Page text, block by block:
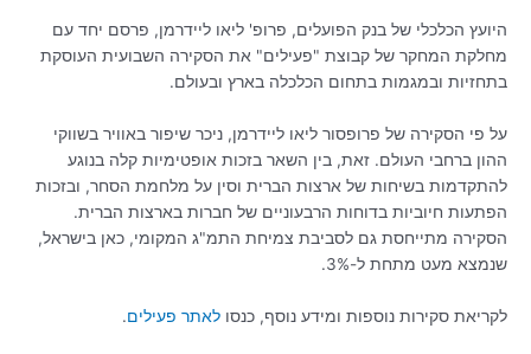
היועץ הכלכלי של בנק הפועלים, פרופ' ליאו ליידרמן, פרסם יחד עם
מחלקת המחקר של קבוצת "פעילים" את הסקירה השבועית העוסקת
בתחזיות ובמגמות בתחום הכלכלה בארץ ובעולם.
על פי הסקירה של פרופסור ליאו ליידרמן, ניכר שיפור באוויר בשווקי
ההון ברחבי העולם. זאת, בין השאר בזכות אופטימיות קלה בנוגע
להתקדמות בשיחות של ארצות הברית וסין על מלחמת הסחר, ובזכות
הפתעות חיוביות בדוחות הרבעוניים של חברות בארצות הברית.
הסקירה מתייחסת גם לסביבת צמיחת התמ"ג המקומי, כאן בישראל,
שנמצא מעט מתחת ל-3%.
לקריאת סקירות נוספות ומידע נוסף, כנסו לאתר פעילים.